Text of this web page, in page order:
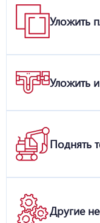
Уложить
Уложить
Поднять
Другие